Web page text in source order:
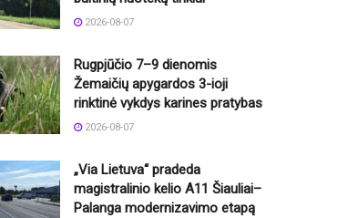
2026-08-07
Rugpjūčio 7–9 dienomis
Žemaičių apygardos 3-ioji
rinktinė vykdys karines pratybas
2026-08-07
„Via Lietuva“ pradeda
magistralinio kelio A11 Šiauliai–
Palanga modernizavimo etapą